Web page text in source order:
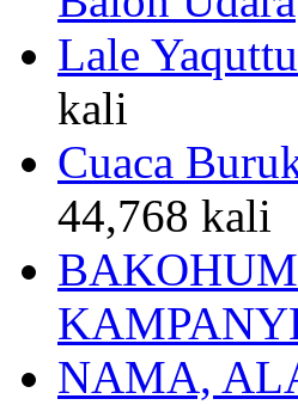
Lale
kali
Cuaca
44,768 kali
NAMA,